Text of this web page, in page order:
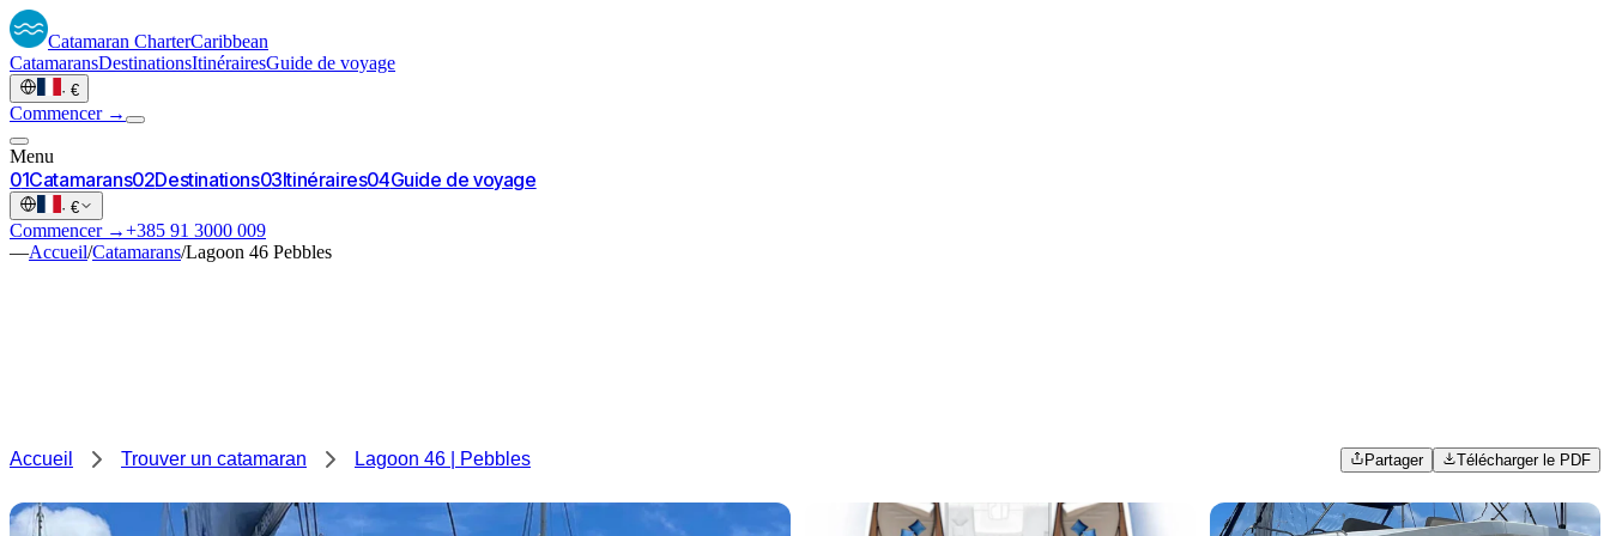
Catamaran CharterCaribbean
CatamaransDestinationsItinérairesGuide de voyage
· €
Commencer →
Menu
01Catamarans02Destinations03Itinéraires04Guide de voyage
· €
Commencer →+385 91 3000 009
—Accueil/Catamarans/Lagoon 46 Pebbles
Accueil Trouver un catamaran Lagoon 46 | Pebbles Partager Télécharger le PDF